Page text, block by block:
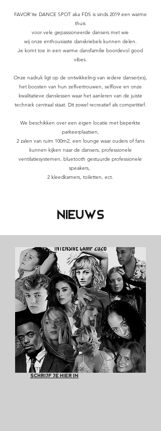
FAVOR'ite DANCE SPOT aka FDS is sinds 2019 een warme
thuis
voor vele gepassioneerde dansers met wie
wij onze enthousiaste danskriebels kunnen delen.
Je komt toe in een warme dansfamilie boordevol good
vibes.
Onze nadruk ligt op de ontwikkeling van iedere danser(es),
het boosten van hun zelfvertrouwen, selflove en onze
kwalitatieve danslessen waar het aanleren van de juiste
techniek centraal staat. Dit zowel recreatief als competitief.
We beschikken over een eigen locatie met beperkte
parkeerplaatsen,
2 zalen van ruim 100m2, een lounge waar ouders of fans
kunnen kijken naar de dansers, professionele
ventilatiesystemen, bluetooth gestuurde professionele
speakers,
2 kleedkamers, toiletten, ect.
NIEUWS
INTENSIVE CAMP 2026
SCHRIJF JE HIER IN